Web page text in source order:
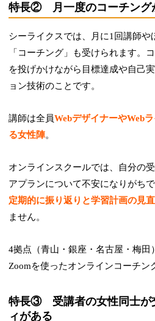
特長② 月一度のコーチング
シーライクスでは、月に1回講師や
「コーチング」も受けられます。
を投げかけながら目標達成や自己
ョン技術のことです。
講師は全員WebデザイナーやWeb
る女性陣。
オンラインスクールでは、自分の
アプランについて不安になりがち
定期的に振り返りと学習計画の見
ません。
4拠点（青山・銀座・名古屋・梅田
Zoomを使ったオンラインコーチン
特長③ 受講者の女性同士が
ィがある